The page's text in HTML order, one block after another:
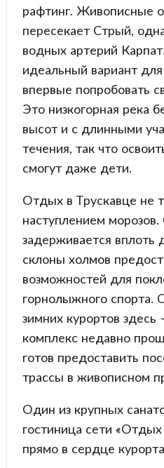
рафтинг. Живописные
пересекает Стрый,
водных артерий
идеальный вариант
впервые попробовать
Это низкогорная река
высот и с длинными
течения, так что
смогут даже дети.
Отдых в Трускавце не
наступлением морозов.
задерживается вплоть
склоны холмов
возможностей для
горнолыжного спорта.
зимних курортов
комплекс недавно
готов предоставить
трассы в живописном
Один из крупных
гостиница сети
прямо в сердце